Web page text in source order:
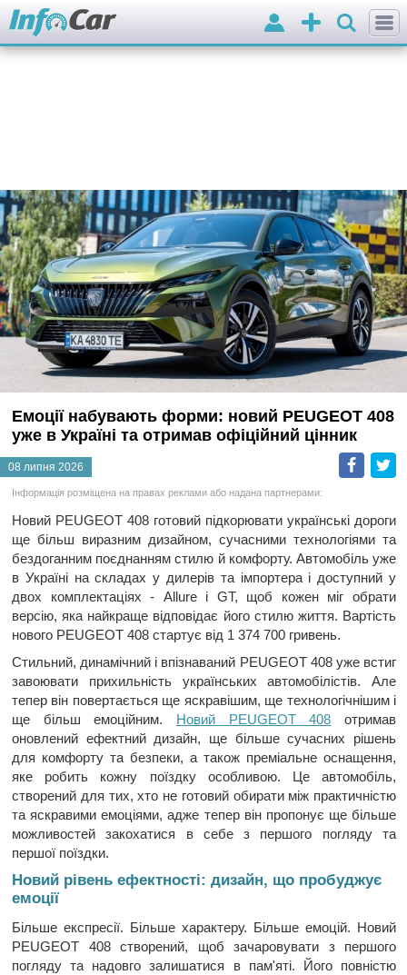
Додати
оголошення
Вхід
Емоції набувають форми: новий PEUGEOT 408
уже в Україні та отримав офіційний цінник
08 липня 2026
Інформація розміщена на правах реклами або надана партнерами:
Новий PEUGEOT 408 готовий підкорювати українські дороги
ще більш виразним дизайном, сучасними технологіями та
бездоганним поєднанням стилю й комфорту. Автомобіль уже
в Україні на складах у дилерів та імпортера і доступний у
двох комплектаціях - Allure і GT, щоб кожен міг обрати
версію, яка найкраще відповідає його стилю життя. Вартість
нового PEUGEOT 408 стартує від 1 374 700 гривень.
Стильний, динамічний і впізнаваний PEUGEOT 408 уже встиг
завоювати прихильність українських автомобілістів. Але
тепер він повертається ще яскравішим, ще технологічнішим і
ще більш емоційним. Новий PEUGEOT 408 отримав
оновлений ефектний дизайн, ще більше сучасних рішень
для комфорту та безпеки, а також преміальне оснащення,
яке робить кожну поїздку особливою. Це автомобіль,
створений для тих, хто не готовий обирати між практичністю
та яскравими емоціями, адже тепер він пропонує ще більше
можливостей закохатися в себе з першого погляду та
першої поїздки.
Новий рівень ефектності: дизайн, що пробуджує
емоції
Більше експресії. Більше характеру. Більше емоцій. Новий
PEUGEOT 408 створений, щоб зачаровувати з першого
погляду та надовго залишатися в пам'яті. Його повністю